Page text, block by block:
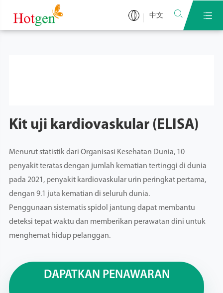
中文  
Kit uji kardiovaskular (ELISA)
Menurut statistik dari Organisasi Kesehatan Dunia, 10
penyakit teratas dengan jumlah kematian tertinggi di dunia
pada 2021, penyakit kardiovaskular urin peringkat pertama,
dengan 9.1 juta kematian di seluruh dunia.
Penggunaan sistematis spidol jantung dapat membantu
deteksi tepat waktu dan memberikan perawatan dini untuk
menghemat hidup pelanggan.
DAPATKAN PENAWARAN